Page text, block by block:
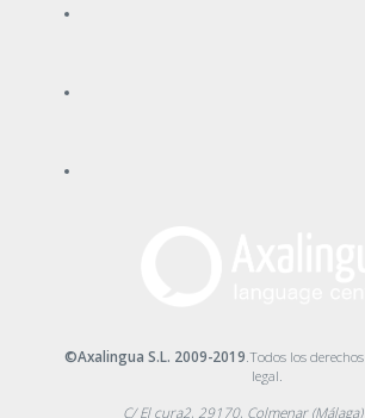
©Axalingua S.L. 2009-2019 .Todos los
legal
C/ El cura2, 29170, Colmenar (Málaga)